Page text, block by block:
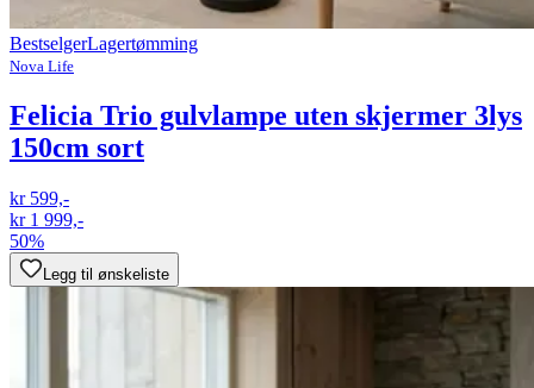
BestselgerLagertømming
Nova Life
Felicia Trio gulvlampe uten skjermer 3lys
150cm sort
kr 599,-
kr 1 999,-
50%
Legg til ønskeliste